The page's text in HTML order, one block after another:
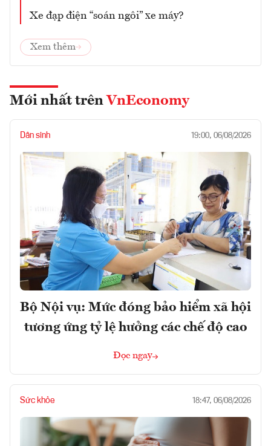
Xe đạp điện “soán ngôi” xe máy?
Xem thêm
Mới nhất trên VnEconomy
Dân sinh 19:00, 06/08/2026
Bộ Nội vụ: Mức đóng bảo hiểm xã hội
tương ứng tỷ lệ hưởng các chế độ cao
Đọc ngay
Sức khỏe 18:47, 06/08/2026